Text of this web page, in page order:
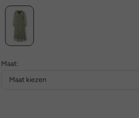
Maat:
Maat kiezen